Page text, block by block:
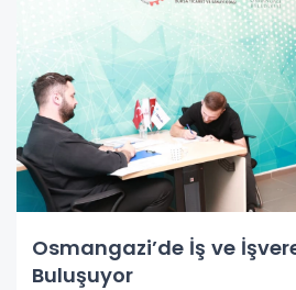
Osmangazi’de İş ve
Buluşuyor